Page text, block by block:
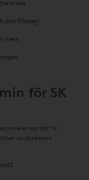
Företag
mera
för SK
eller kanslist för
du styrelsens